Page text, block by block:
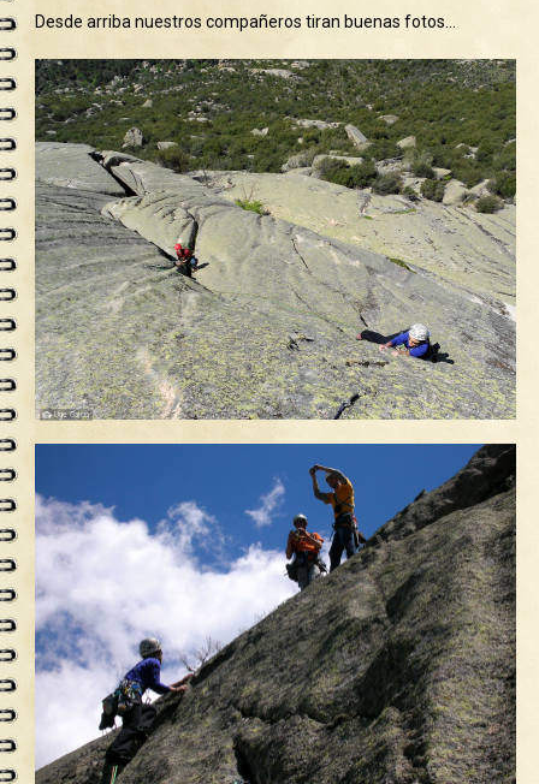
Desde arriba nuestros compañeros tiran buenas fotos…